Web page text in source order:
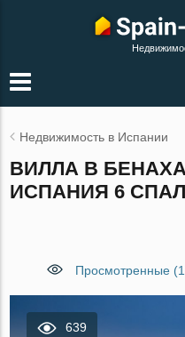
Недвижимость в Испании
ВИЛЛА В
ИСПАНИЯ 6
Просмотренные
639